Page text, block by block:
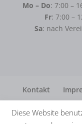
Mo – Do: 7:00 –
Fr: 7:00 –
Sa: nach
Kontakt
Diese Website